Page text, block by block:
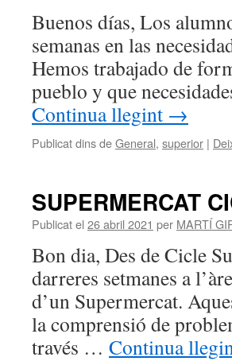
Buenos días, Los
semanas en las
Hemos trabajado de
pueblo y que
Continua llegint →
Publicat dins deGeneral, superior |
SUPERMERCAT
Publicat el 26 abril 2021 per MARTÍ
Bon dia, Des de Cicle
darreres setmanes a
d’un Supermercat.
la comprensió de
través … Continua